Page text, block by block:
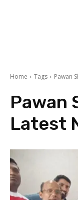
Home Tags Pawan
Pawan
Latest